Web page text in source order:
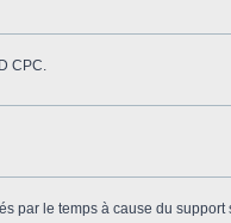
CPC.
par le temps à cause du support